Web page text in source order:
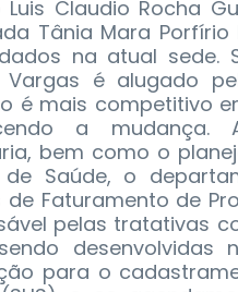
Luis Claudio Rocha
Tânia Mara
na atual sede.
Vargas é alugado
é mais competitivo
a mudança.
bem como o
Saúde, o
de Faturamento de
pelas tratativas
desenvolvidas
para o